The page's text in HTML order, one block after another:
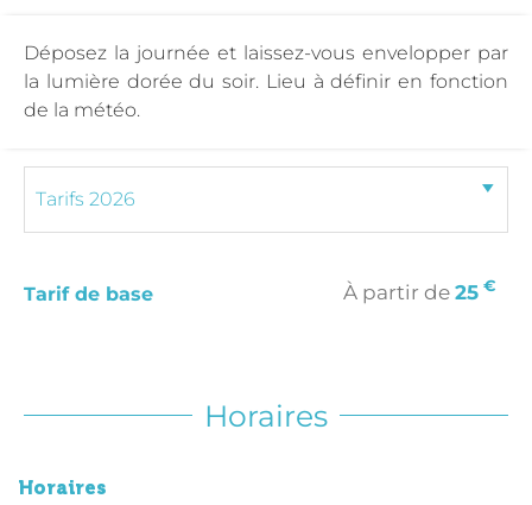
Déposez la journée et laissez-vous envelopper par
la lumière dorée du soir. Lieu à définir en fonction
de la météo.
Tarif de base À partir de 25 €
Horaires
Horaires